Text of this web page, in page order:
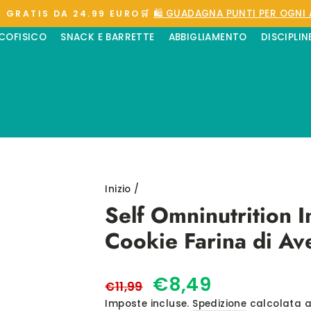
Metti
GRATIS DA 24.99 EURO🛒 🛍️ GUADAGNA PUNTI PER
SNACK E BARRETTE ABBIGLIAMENTO
Inizio /
Self Omninutrition
Cookie Farina di
Prezzo
di
€11,99
Prezzo
scontato
€8,49
Imposte incluse. Spedizione calcolata